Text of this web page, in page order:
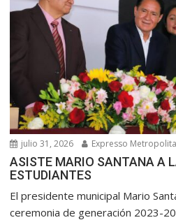
julio 31, 2026 Expresso
ASISTE MARIO SANTANA A
ESTUDIANTES
El presidente municipal Mario
ceremonia de generación 2023-